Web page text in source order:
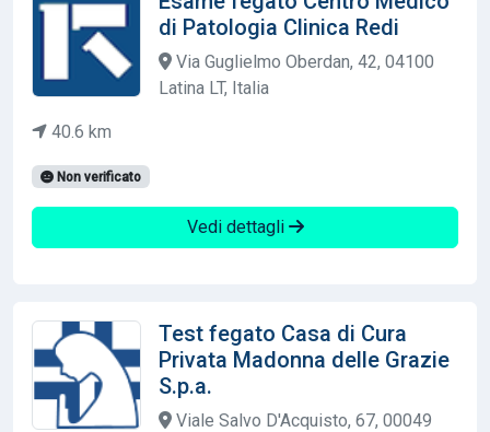
di Patologia Clinica Redi
Via Guglielmo Oberdan, 42, 04100
Latina LT, Italia
40.6 km
Non verificato
Vedi dettagli
Test fegato Casa di Cura
Privata Madonna delle Grazie
S.p.a.
Viale Salvo D'Acquisto, 67, 00049